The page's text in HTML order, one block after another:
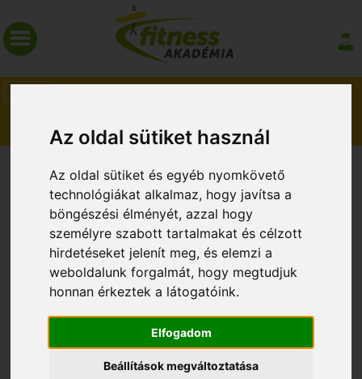
Az oldal sütiket használ
Az oldal sütiket és egyéb nyomkövető
technológiákat alkalmaz, hogy javítsa a
böngészési élményét, azzal hogy
személyre szabott tartalmakat és célzott
hirdetéseket jelenít meg, és elemzi a
weboldalunk forgalmát, hogy megtudjuk
honnan érkeztek a látogatóink.
Elfogadom
Beállítások megváltoztatása
HÍREK
SZAKMAI TOVÁBBKÉPZÉSEK!